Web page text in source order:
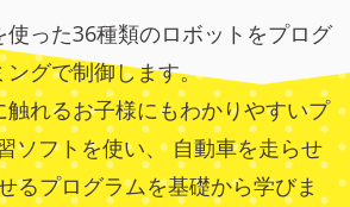
使った36種類のロボットをプログ
ングで制御します。
れるお子様にもわかりやすいプ
ソフトを使い、自動車を走らせ
るプログラムを基礎から学びま